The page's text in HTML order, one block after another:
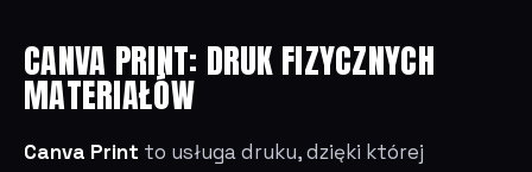
CANVA PRINT: DRUK FIZYCZNYCH
MATERIAŁÓW
Canva Print to usługa druku, dzięki której